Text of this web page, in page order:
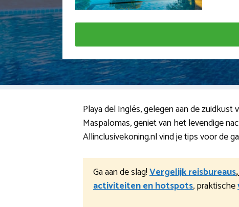
Playa del Inglés, gelegen aan de
Maspalomas, geniet van het levendige
Allinclusivekoning.nl vind je tips voor de
Ga aan de slag!Vergelijk reisbureaus
activiteiten en hotspots, praktische